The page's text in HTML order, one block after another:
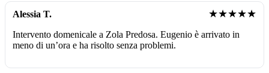
Alessia T. ★★★★★
Intervento domenicale a Zola Predosa. Eugenio è arrivato in
meno di un’ora e ha risolto senza problemi.